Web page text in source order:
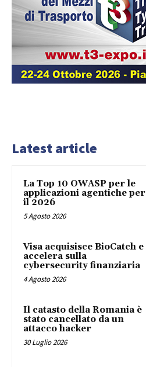
Latest article
La Top 10 OWASP per le
applicazioni agentiche per
il 2026
5 Agosto 2026
Visa acquisisce BioCatch e
accelera sulla
cybersecurity finanziaria
4 Agosto 2026
Il catasto della Romania è
stato cancellato da un
attacco hacker
30 Luglio 2026